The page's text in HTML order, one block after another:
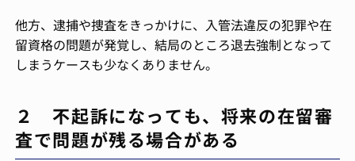
他方、逮捕や捜査をきっかけに、入管法違反の犯罪や在
留資格の問題が発覚し、結局のところ退去強制となって
しまうケースも少なくありません。
２ 不起訴になっても、将来の在留審
査で問題が残る場合がある